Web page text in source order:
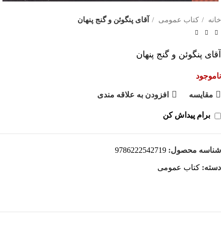
خانه کتاب عمومی آقای پنگوئن و گنج پنهان
آقای پنگوئن و گنج پنهان
ناموجود
مقايسه افزودن به علاقه مندی
برام پیداش کن
شناسه محصول: 9786222542719
دسته: کتاب عمومی